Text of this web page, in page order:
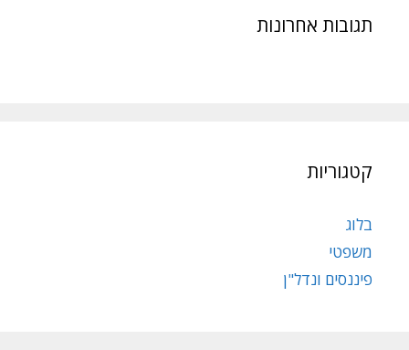
תגובות אחרונות
קטגוריות
בלוג
משפטי
פיננסים ונדל"ן